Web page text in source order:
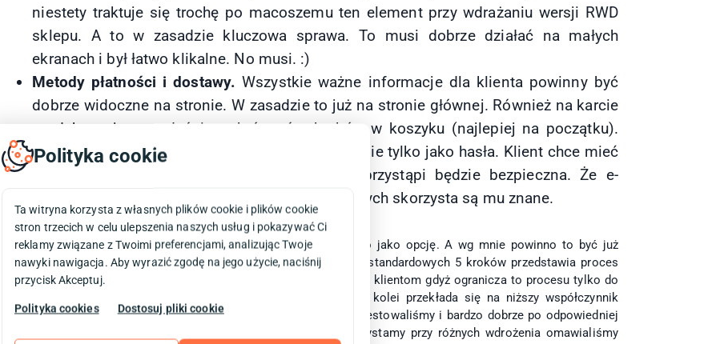
niestety traktuje się trochę po macoszemu ten element przy wdrażaniu wersji RWD
sklepu. A to w zasadzie kluczowa sprawa. To musi dobrze działać na małych
ekranach i był łatwo klikalne. No musi. :)
Metody płatności i dostawy. Wszystkie ważne informacje dla klienta powinny być
dobrze widoczne na stronie. W zasadzie to już na stronie głównej. Również na karcie
produktowej oraz właśnie w którymś z kroków w koszyku (najlepiej na początku).
Koniecznie też w formie graficznej (logotypy) a nie tylko jako hasła. Klient chce mieć
pewność, że transakcja do której za chwilę przystąpi będzie bezpieczna. Że e-
płatności oraz forma dostawy zamówienia z których skorzysta są mu znane.
Koszyk typu "one page".
Wspominam o tym na końcu gdyż w zasadzie nadal traktuje się to jako opcję. A wg mnie powinno to być już
standardem. Dla wyjaśnienia jest to rodzaj koszyka, który zamiast standardowych 5 kroków przedstawia proces
zakupowy tylko w 1 kroku. Przy wycenach zawsze przedstawiamy go klientom gdyż ogranicza to procesu tylko do
jednej strony i to z dynamicznie ładowanymi elementami. A to z kolei przekłada się na niższy współczynnik
porzuconych koszyków. Jest kilka modułów dla PrestaShop, które testowaliśmy i bardzo dobrze po odpowiedniej
konfiguracji się sprawują w sklepach. Ten z którego obecnie korzystamy przy różnych wdrożenia omawialiśmy
Polityka cookie
Ta witryna korzysta z własnych plików cookie i plików cookie
stron trzecich w celu ulepszenia naszych usług i pokazywać Ci
reklamy związane z Twoimi preferencjami, analizując Twoje
nawyki nawigacja. Aby wyrazić zgodę na jego użycie, naciśnij
przycisk Akceptuj.
Polityka cookies Dostosuj pliki cookie